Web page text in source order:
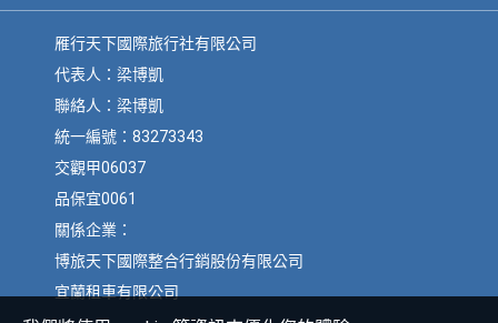
雁行天下國際旅行社有限公司
代表人：梁博凱
聯絡人：梁博凱
統一編號：83273343
交觀甲06037
品保宜0061
關係企業：
博旅天下國際整合行銷股份有限公司
宜蘭租車有限公司